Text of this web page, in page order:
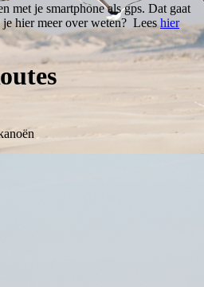
met je smartphone als gps. Dat gaat
hier meer over weten? Leeshier